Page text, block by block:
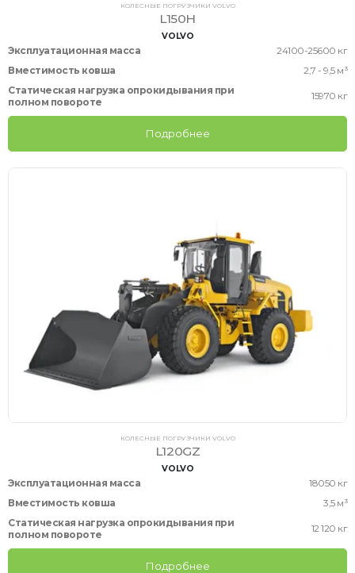
КОЛЕСНЫЕ ПОГРУЗЧИКИ VOLVO
L150H
VOLVO
Эксплуатационная масса
24100-25600 кг
Вместимость ковша
2,7 - 9,5 м³
Статическая нагрузка опрокидывания при
полном повороте
15970 кг
Подробнее
КОЛЕСНЫЕ ПОГРУЗЧИКИ VOLVO
L120GZ
VOLVO
Эксплуатационная масса
18050 кг
Вместимость ковша
3,5 м³
Статическая нагрузка опрокидывания при
полном повороте
12 120 кг
Подробнее